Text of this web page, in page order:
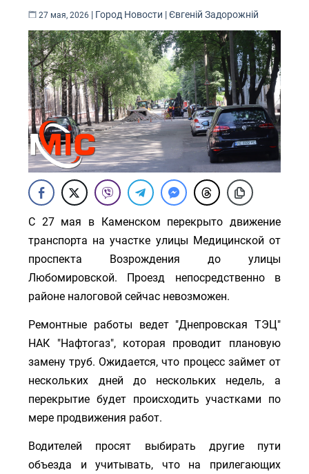
27 мая, 2026 | Город Новости |Євгеній Задорожній
С 27 мая в Каменском перекрыто движение
транспорта на участке улицы Медицинской от
проспекта Возрождения до улицы
Любомировской. Проезд непосредственно в
районе налоговой сейчас невозможен.
Ремонтные работы ведет "Днепровская ТЭЦ"
НАК "Нафтогаз", которая проводит плановую
замену труб. Ожидается, что процесс займет от
нескольких дней до нескольких недель, а
перекрытие будет происходить участками по
мере продвижения работ.
Водителей просят выбирать другие пути
объезда и учитывать, что на прилегающих